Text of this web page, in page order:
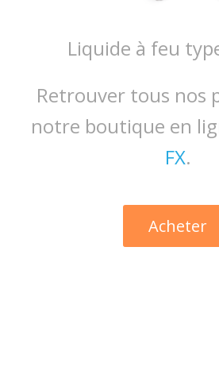
Liquide à feu
Retrouver tous nos
notre boutique en
FX.
Acheter